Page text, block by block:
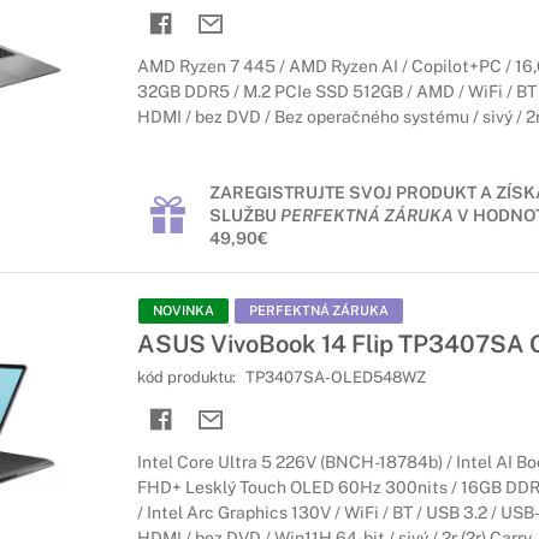
ovládanie
s dotykovým displejom, ale zároveň potrebujete mať výkonné
bude práca s notebookom ešte lepšia.
s veľkým displejom, tieto notebooky sú pre Vás to pravé. 17 a
AMD Ryzen 7 445 / AMD Ryzen AI / Copilot+PC /
32GB DDR5 / M.2 PCIe SSD 512GB / AMD / WiFi /
HDMI / bez DVD / Bez operačného systému / sivý /
ZAREGISTRUJTE SVOJ PRODUKT A
SLUŽBU PERFEKTNÁ ZÁRUKA V
49,90€
NOVINKA PERFEKTNÁ ZÁRUKA
ASUS VivoBook 14 Flip TP3407SA
kód produktu: TP3407SA-OLED548WZ
Intel Core Ultra 5 226V (BNCH-18784b) / Intel AI
FHD+ Lesklý Touch OLED 60Hz 300nits / 16GB
/ Intel Arc Graphics 130V / WiFi / BT / USB 3.2 /